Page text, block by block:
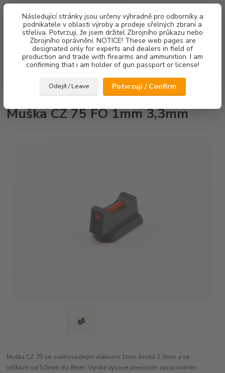
Následující stránky jsou určeny výhradně pro odborníky a
podnikatele v oblasti výroby a prodeje sřelných zbraní a
střeliva. Potvrzuji, že jsem držitel Zbrojního průkazu nebo
Zbrojního oprávnění. NOTICE! These web pages are
designated only for experts and dealers in field of
production and trade with firearms and ammunition. I am
confirming that i am holder of gun passport or license!
Odejít / Leave Potvrzuji / Confirm
Menu
Hledat
za0,00 Kč
Muška CZ 75 FO 1mm 3,3mm
Muška CZ 75 FO 1mm 3,3mm
Muška CZ 75 se světlovodným vláknem 1mm široká 3,3mm a ve
výškách od 5,5mm do 8mm. Vyniká vysoce precizním zpracováním